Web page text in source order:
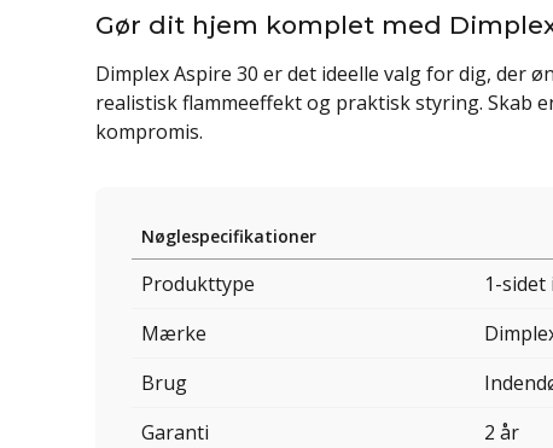
Gør dit hjem komplet med
Dimplex Aspire 30 er det ideelle valg for dig, der
realistisk flammeeffekt og praktisk styring. Skab
kompromis.
Nøglespecifikationer
Produkttype
1-
Mærke
Brug
Garanti
2 år